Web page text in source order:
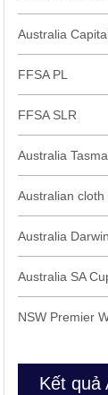
Australia
FFSA PL
FFSA SLR
Australia
Australian cloth
Australia
Australia SA
NSW Premier